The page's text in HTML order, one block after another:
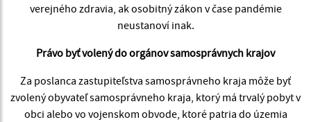
verejného zdravia, ak osobitný zákon v čase pandémie
neustanoví inak.
Právo byť volený do orgánov samosprávnych krajov
Za poslanca zastupiteľstva samosprávneho kraja môže byť
zvolený obyvateľ samosprávneho kraja, ktorý má trvalý pobyt v
obci alebo vo vojenskom obvode, ktoré patria do územia